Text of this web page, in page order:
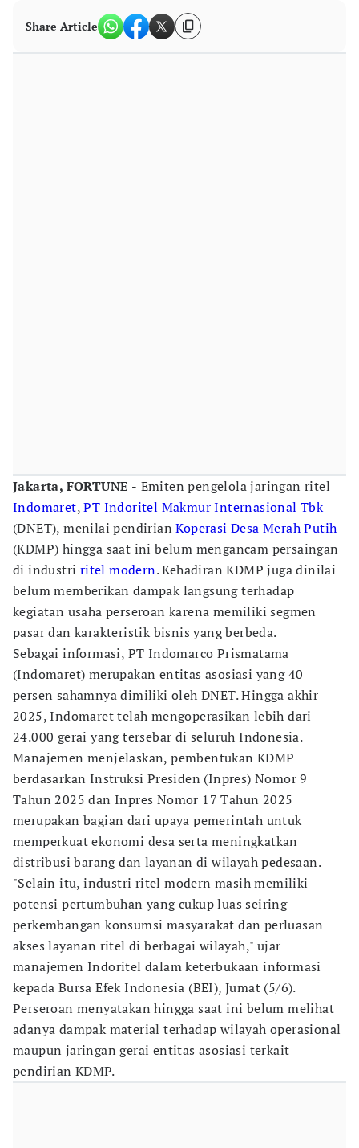
Share Article
Jakarta, FORTUNE - Emiten pengelola jaringan ritel
Indomaret,PT Indoritel Makmur Internasional Tbk
(DNET), menilai pendirianKoperasi Desa Merah Putih
(KDMP) hingga saat ini belum mengancam persaingan
di industri ritel modern. Kehadiran KDMP juga dinilai
belum memberikan dampak langsung terhadap
kegiatan usaha perseroan karena memiliki segmen
pasar dan karakteristik bisnis yang berbeda.
Sebagai informasi, PT Indomarco Prismatama
(Indomaret) merupakan entitas asosiasi yang 40
persen sahamnya dimiliki oleh DNET. Hingga akhir
2025, Indomaret telah mengoperasikan lebih dari
24.000 gerai yang tersebar di seluruh Indonesia.
Manajemen menjelaskan, pembentukan KDMP
berdasarkan Instruksi Presiden (Inpres) Nomor 9
Tahun 2025 dan Inpres Nomor 17 Tahun 2025
merupakan bagian dari upaya pemerintah untuk
memperkuat ekonomi desa serta meningkatkan
distribusi barang dan layanan di wilayah pedesaan.
"Selain itu, industri ritel modern masih memiliki
potensi pertumbuhan yang cukup luas seiring
perkembangan konsumsi masyarakat dan perluasan
akses layanan ritel di berbagai wilayah," ujar
manajemen Indoritel dalam keterbukaan informasi
kepada Bursa Efek Indonesia (BEI), Jumat (5/6).
Perseroan menyatakan hingga saat ini belum melihat
adanya dampak material terhadap wilayah operasional
maupun jaringan gerai entitas asosiasi terkait
pendirian KDMP.